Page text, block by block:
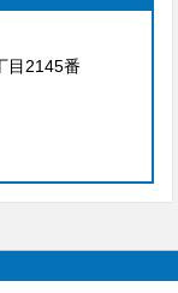
目2145番